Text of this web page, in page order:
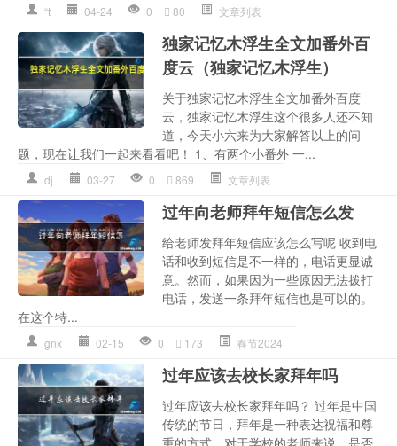
“t 04-24 0 80 文章列表
独家记忆木浮生全文加番外百
度云（独家记忆木浮生）
关于独家记忆木浮生全文加番外百度
云，独家记忆木浮生这个很多人还不知
道，今天小六来为大家解答以上的问
题，现在让我们一起来看看吧！ 1、有两个小番外 一...
dj 03-27 0 869 文章列表
过年向老师拜年短信怎么发
给老师发拜年短信应该怎么写呢 收到电
话和收到短信是不一样的，电话更显诚
意。然而，如果因为一些原因无法拨打
电话，发送一条拜年短信也是可以的。
在这个特...
gnx 02-15 0 173 春节2024
过年应该去校长家拜年吗
过年应该去校长家拜年吗？ 过年是中国
传统的节日，拜年是一种表达祝福和尊